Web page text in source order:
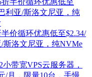
价循环优惠低至$2.34/
斯洛文尼亚，纯NVMe